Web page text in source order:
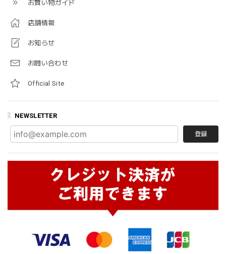
お買い物ガイド
店舗情報
お知らせ
お問い合わせ
Official Site
NEWSLETTER
登録